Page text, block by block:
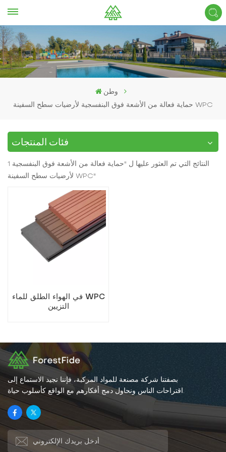
وطن
حماية فعالة من الأشعة فوق البنفسجية لأرضيات سطح السفينة WPC
فئات المنتجات
1 النتائج التي تم العثور عليها ل "حماية فعالة من الأشعة فوق البنفسجية
لأرضيات سطح السفينة WPC"
في الهواء الطلق للماء WPC
التزيين
بصفتنا شركة مصنعة للمواد المركبة، فإننا نجيد الاستماع إلى
اقتراحات الناس ونحاول دمج أفكارهم مع الواقع كأسلوب حياة.